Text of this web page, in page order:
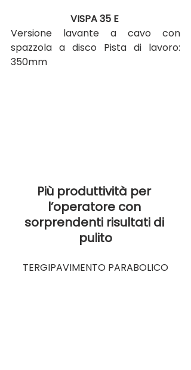
VISPA 35 E
Versione lavante a cavo con
spazzola a disco Pista di lavoro:
350mm
Più produttività per
l’operatore con
sorprendenti risultati di
pulito
TERGIPAVIMENTO PARABOLICO